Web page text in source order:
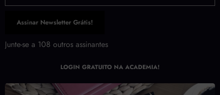
Assinar Newsletter Grátis!
Junte-se a 108 outros assinantes
LOGIN GRATUITO NA ACADEMIA!